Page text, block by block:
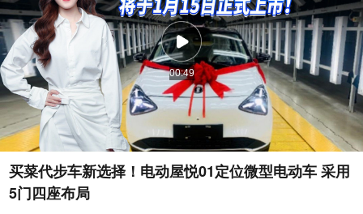
00:49
买菜代步车新选择！电动屋悦01定位微型电动车 采用
5门四座布局